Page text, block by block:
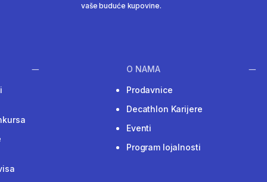
vaše buduće kupovine.
O NAMA
Prodavnice
Decathlon Karijere
Eventi
Program lojalnosti